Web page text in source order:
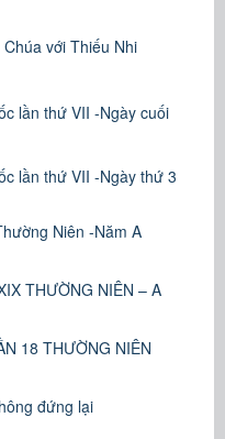
với Thiếu Nhi
lần thứ VII -Ngày cuối
lần thứ VII -Ngày thứ 3
Niên -Năm A
THƯỜNG NIÊN – A
18 THƯỜNG NIÊN
đứng lại